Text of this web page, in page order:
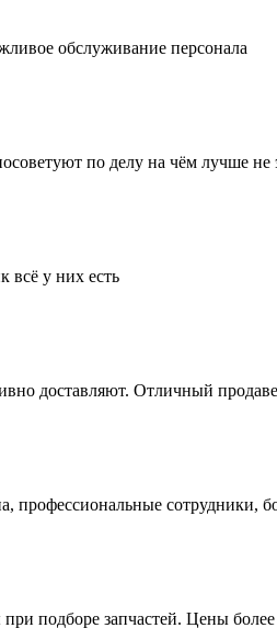
обслуживание персонала
по делу на чём лучше не
всё у них есть
доставляют. Отличный
профессиональные сотрудники,
подборе запчастей. Цены